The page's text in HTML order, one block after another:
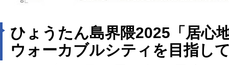
ひょうたん島界隈2025「居心
ウォーカブルシティを目指し